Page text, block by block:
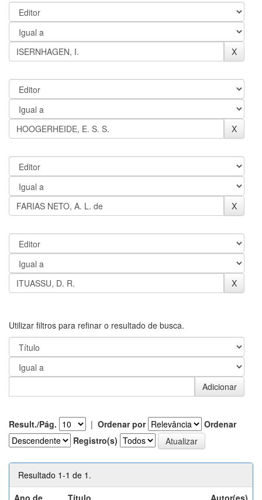
Utilizar filtros para refinar o resultado de busca.
Result./Pág. | Ordenar por
Ordenar
Registro(s)
Resultado 1-1 de 1.
Ano de
Título Autor(es)